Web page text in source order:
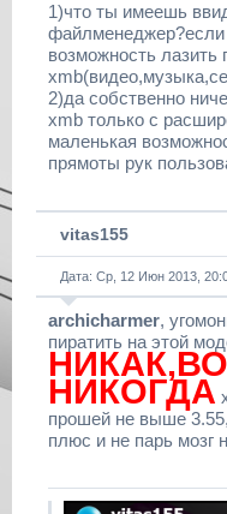
1)что ты имеешь
возможность лазить
2)да собственно
xmb только с
маленькая
прямоты рук
vitas155
Дата: Ср, 12 Июн 2013,
archicharmer,
пиратить на этой
НИКОГДА
прошей не выше
плюс и не парь мозг